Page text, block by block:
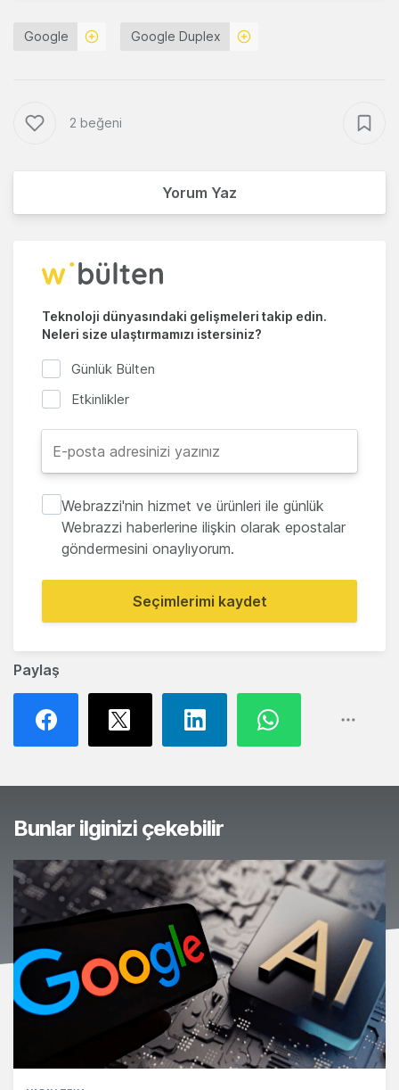
Paylaş
Google Google Duplex
2 beğeni
Yorum Yaz
Teknoloji dünyasındaki gelişmeleri takip edin.
Neleri size ulaştırmamızı istersiniz?
Günlük Bülten
Etkinlikler
Webrazzi'nin hizmet ve ürünleri ile günlük
Webrazzi haberlerine ilişkin olarak epostalar
göndermesini onaylıyorum.
Seçimlerimi kaydet
Bunlar ilginizi çekebilir